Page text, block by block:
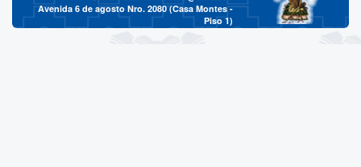
Avenida 6 de agosto Nro. 2080 (Casa Montes -
Piso 1)